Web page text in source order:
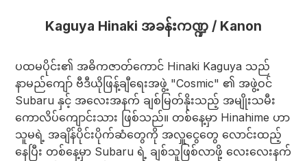
Kaguya Hinaki အခန်းကဏ္ဍ / Kanon
ပထမပိုင်း၏ အဓိကဇာတ်ကောင် Hinaki Kaguya သည်
နာမည်ကျော် ဗီဒီယိုဖြန့်ချီရေးအဖွဲ့ "Cosmic" ၏ အဖွဲ့ဝင်
Subaru နှင့် အလေးအနက် ချစ်မြတ်နိုးသည့် အမျိုးသမီး
ကောလိပ်ကျောင်းသား ဖြစ်သည်။ တစ်နေ့မှာ Hinahime ဟာ
သူမရဲ့ အချိန်ပိုင်းပိုက်ဆံတွေကို အလှူငွေတွေ လောင်းထည့်
နေပြီး တစ်နေ့မှာ Subaru ရဲ့ ချစ်သူဖြစ်လာဖို့ လေးလေးနက်